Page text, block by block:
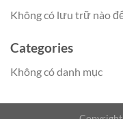
Không có lưu trữ nào
Categories
Không có danh mục